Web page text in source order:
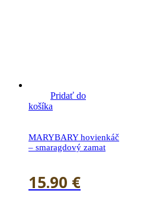
Pridať do
košíka
MARYBARY hovienkáč
– smaragdový zamat
15.90 €